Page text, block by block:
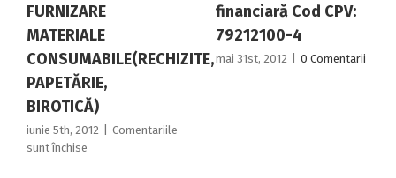
FURNIZARE
MATERIALE
CONSUMABILE(RECHIZITE,
PAPETĂRIE,
BIROTICĂ)
iunie 5th, 2012
Comentariile
sunt închise
financiară Cod CPV:
79212100-4
mai 31st, 2012 0 Comentarii